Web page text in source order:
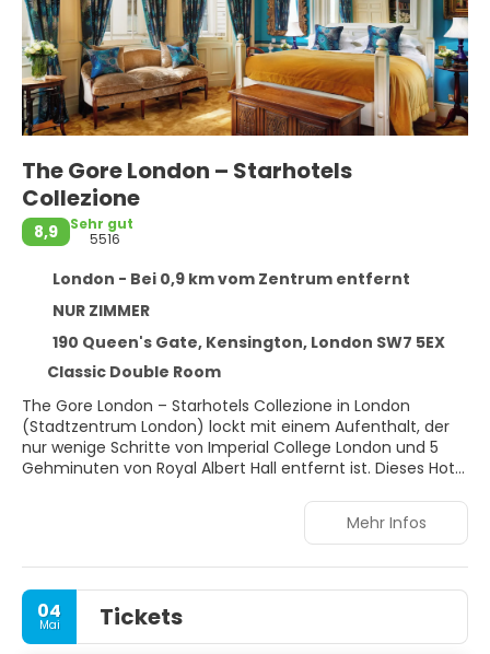
The Gore London – Starhotels
Collezione
8,9
Sehr gut
5516
London - Bei 0,9 km vom Zentrum entfernt
NUR ZIMMER
190 Queen's Gate, Kensington, London SW7 5EX
Classic Double Room
The Gore London – Starhotels Collezione in London
(Stadtzentrum London) lockt mit einem Aufenthalt, der
nur wenige Schritte von Imperial College London und 5
Gehminuten von Royal Albert Hall entfernt ist. Dieses Hotel
Kostenloses WLAN, ein Concierge-Service und ein
Hochzeitsservice sind verfügbar. Dieses Hotel im
viktorianischen Stil bietet auch einen Bankettsaal und
eine Abstellmöglichkeit für Fahrräder.
Mehr Infos
04
Mai Tickets